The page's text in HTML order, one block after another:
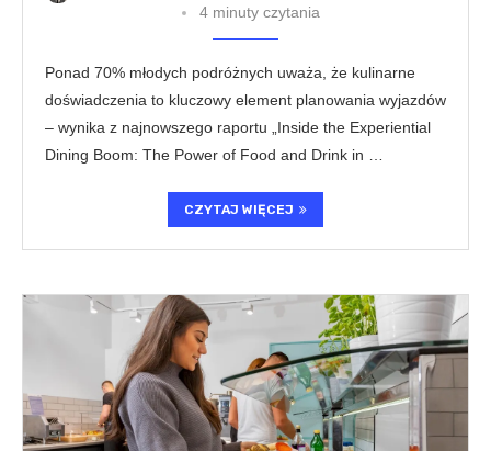
4 minuty czytania
Ponad 70% młodych podróżnych uważa, że kulinarne
doświadczenia to kluczowy element planowania wyjazdów
– wynika z najnowszego raportu „Inside the Experiential
Dining Boom: The Power of Food and Drink in …
CZYTAJ WIĘCEJ